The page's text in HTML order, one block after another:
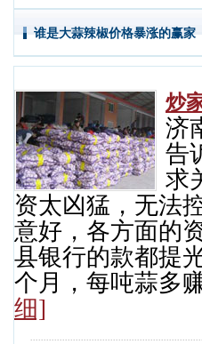
谁是大蒜辣椒价格暴涨的赢家
炒
济
告
求
资太凶猛，无法
意好，各方面的
县银行的款都提
个月，每吨蒜多
细]